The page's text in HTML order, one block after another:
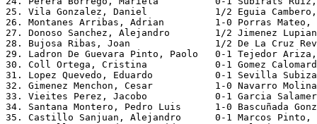
25. Vila Gonzalez, Daniel            1/2 Eguia
26. Montanes Arribas, Adrian         1-0 Porras Mateo,
27. Donoso Sanchez, Alejandro        1/2 Jimenez
28. Bujosa Ribas, Joan               1/2 De La Cruz
29. Ladron De Guevara Pinto, Paolo   0-1 Tejedor
30. Coll Ortega, Cristina            0-1 Gomez
31. Lopez Quevedo, Eduardo           0-1 Sevilla
32. Gimenez Menchon, Cesar           1-0 Navarro
33. Vieites Perez, Jacobo            0-1 Garcia
34. Santana Montero, Pedro Luis      1-0 Bascuñada
35. Castillo Sanjuan, Alejandro      0-1 Marcos Pinto,